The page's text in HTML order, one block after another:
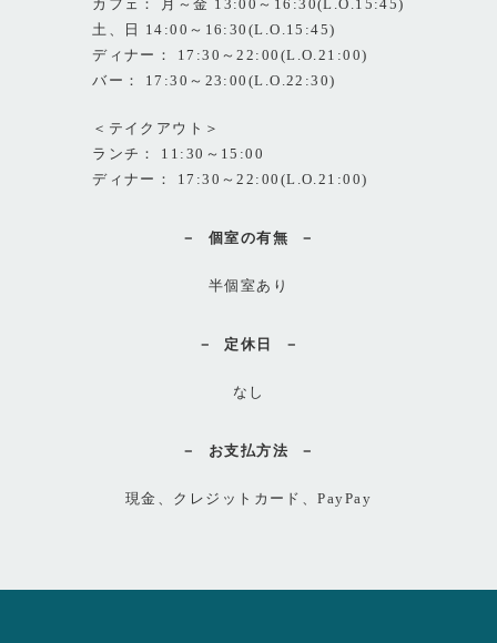
カフェ： 月～金 13:00～16:30(L.O.15:45)
土、日 14:00～16:30(L.O.15:45)
ディナー： 17:30～22:00(L.O.21:00)
バー： 17:30～23:00(L.O.22:30)
＜テイクアウト＞
ランチ： 11:30～15:00
ディナー： 17:30～22:00(L.O.21:00)
個室の有無
半個室あり
定休日
なし
お支払方法
現金、クレジットカード、PayPay